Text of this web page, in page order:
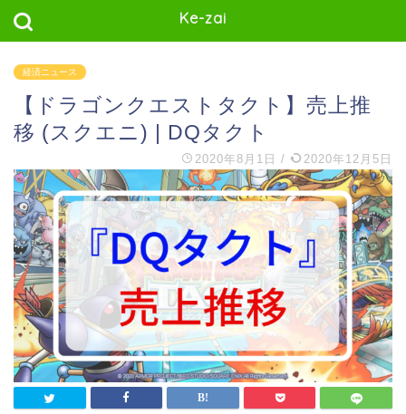
Ke-zai
経済ニュース
【ドラゴンクエストタクト】売上推
移 (スクエニ) | DQタクト
2020年8月1日 / 2020年12月5日